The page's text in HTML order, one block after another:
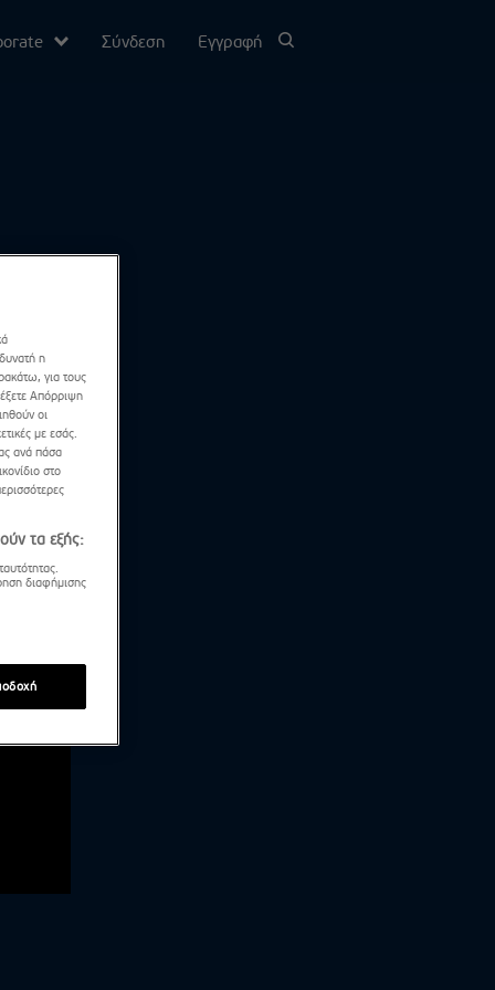
Σύνδεση Εγγραφή
η
για τους
Απόρριψη
οι
με εσάς.
ανά πάσα
στο
τα εξής:
διαφήμισης